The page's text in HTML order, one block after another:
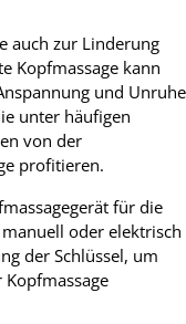
auch zur Linderung
Kopfmassage kann
und Unruhe
unter häufigen
von der
profitieren.
für die
oder elektrisch
der Schlüssel, um